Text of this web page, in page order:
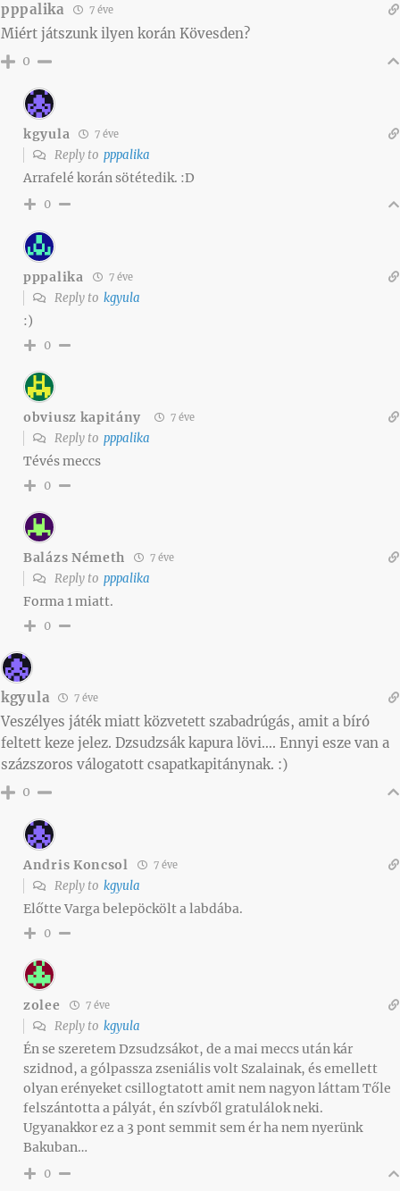
pppalika 7 éve
Miért játszunk ilyen korán Kövesden?
0
kgyula 7 éve
Reply to pppalika
Arrafelé korán sötétedik. :D
0
pppalika 7 éve
Reply to kgyula
:)
0
obviusz kapitány 7 éve
Reply to pppalika
Tévés meccs
0
Balázs Németh 7 éve
Reply to pppalika
Forma 1 miatt.
0
kgyula 7 éve
Veszélyes játék miatt közvetett szabadrúgás, amit a bíró
feltett keze jelez. Dzsudzsák kapura lövi…. Ennyi esze van a
százszoros válogatott csapatkapitánynak. :)
0
Andris Koncsol 7 éve
Reply to kgyula
Előtte Varga belepöckölt a labdába.
0
zolee 7 éve
Reply to kgyula
Én se szeretem Dzsudzsákot, de a mai meccs után kár
szidnod, a gólpassza zseniális volt Szalainak, és emellett
olyan erényeket csillogtatott amit nem nagyon láttam Tőle
felszántotta a pályát, én szívből gratulálok neki.
Ugyanakkor ez a 3 pont semmit sem ér ha nem nyerünk
Bakuban…
0